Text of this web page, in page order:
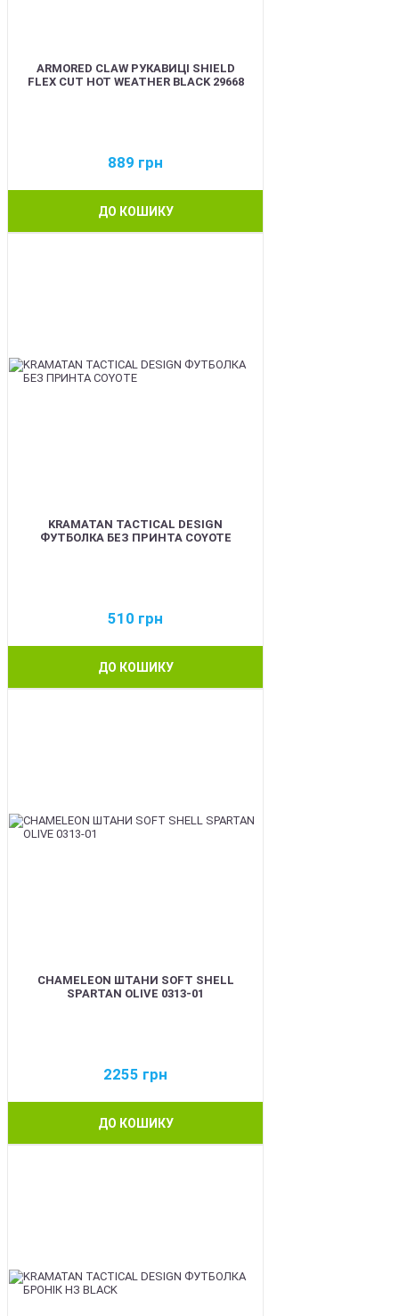
ARMORED CLAW РУКАВИЦІ SHIELD
FLEX CUT HOT WEATHER BLACK 29668
889 грн
ДО КОШИКУ
KRAMATAN TACTICAL DESIGN
ФУТБОЛКА БЕЗ ПРИНТА COYOTE
510 грн
ДО КОШИКУ
CHAMELEON ШТАНИ SOFT SHELL
SPARTAN OLIVE 0313-01
2255 грн
ДО КОШИКУ